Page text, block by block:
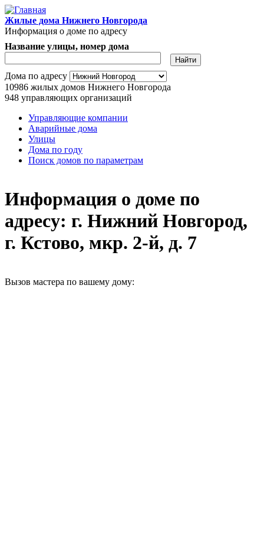
Перейти к основному содержанию
Жилые дома Нижнего Новгорода
Информация о доме по адресу
Адрес дома
Название улицы, номер дома
Дома по адресу
10986 жилых домов Нижнего Новгорода
948 управляющих организаций
Главное меню
Управляющие компании
Аварийные дома
Улицы
Дома по году
Поиск домов по параметрам
Информация о доме по
адресу: г. Нижний Новгород,
г. Кстово, мкр. 2-й, д. 7
Вызов мастера по вашему дому: